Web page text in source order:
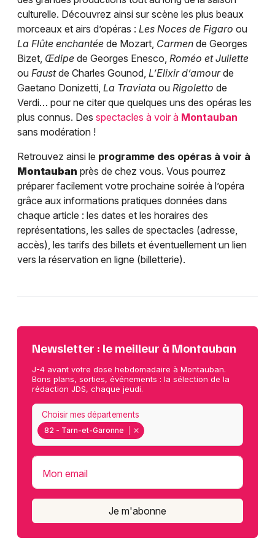
culturelle. Découvrez ainsi sur scène les plus beaux
morceaux et airs d’opéras : Les Noces de Figaro ou
La Flûte enchantée de Mozart, Carmen de Georges
Bizet, Œdipe de Georges Enesco, Roméo et Juliette
ou Faustde Charles Gounod, L’Elixir d’amourde
Gaetano Donizetti, La Traviata ou Rigoletto de
Verdi… pour ne citer que quelques uns des opéras les
plus connus. Des spectacles à voir à Montauban
sans modération !
Retrouvez ainsi le programme des opéras à voir à
Montauban près de chez vous. Vous pourrez
préparer facilement votre prochaine soirée à l’opéra
grâce aux informations pratiques données dans
chaque article : les dates et les horaires des
représentations, les salles de spectacles (adresse,
accès), les tarifs des billets et éventuellement un lien
vers la réservation en ligne (billetterie).
Newsletter : le meilleur à Montauban
J-4 avant votre dose hebdomadaire à Montauban.
Bons plans, sorties, événements : la sélection de la
rédaction JDS, chaque jeudi.
82 - Tarn-et-Garonne
Choisir mes départements
Mon email
Je m'abonne